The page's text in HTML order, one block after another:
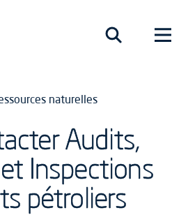
naturelles
Audits,
Inspections
pétroliers